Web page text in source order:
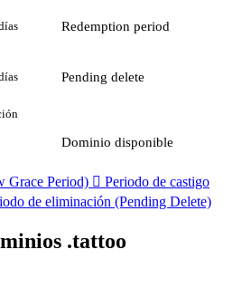
Redemption period
Pending delete
Dominio disponible
Grace Period)  Periodo de castigo
de eliminación (Pending Delete)
.tattoo